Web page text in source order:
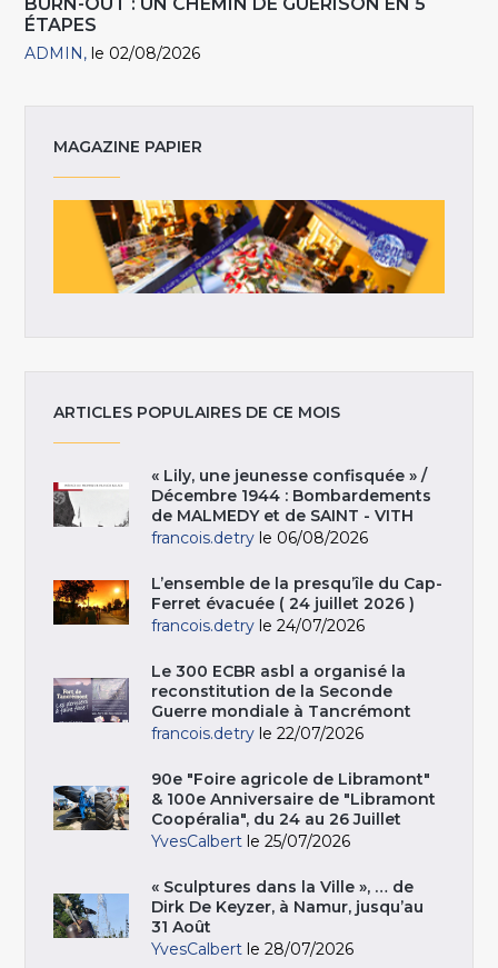
BURN-OUT : UN CHEMIN DE GUÉRISON EN 5
ÉTAPES
ADMIN le 02/08/2026
MAGAZINE PAPIER
ARTICLES POPULAIRES DE CE MOIS
« Lily, une jeunesse confisquée » /
Décembre 1944 : Bombardements
de MALMEDY et de SAINT - VITH
francois.detry le 06/08/2026
L’ensemble de la presqu’île du Cap-
Ferret évacuée ( 24 juillet 2026 )
francois.detry le 24/07/2026
Le 300 ECBR asbl a organisé la
reconstitution de la Seconde
Guerre mondiale à Tancrémont
francois.detry le 22/07/2026
90e "Foire agricole de Libramont"
& 100e Anniversaire de "Libramont
Coopéralia", du 24 au 26 Juillet
YvesCalbert le 25/07/2026
« Sculptures dans la Ville », … de
Dirk De Keyzer, à Namur, jusqu’au
31 Août
YvesCalbert le 28/07/2026